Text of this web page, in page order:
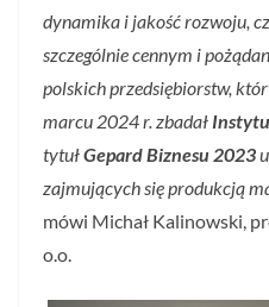
dynamika i jakość rozwoju,
szczególnie cennym i
polskich przedsiębiorstw,
marcu 2024 r. zbadał
tytułGepard Biznesu 2023
zajmujących się produkcją
mówi Michał Kalinowski,
o.o.